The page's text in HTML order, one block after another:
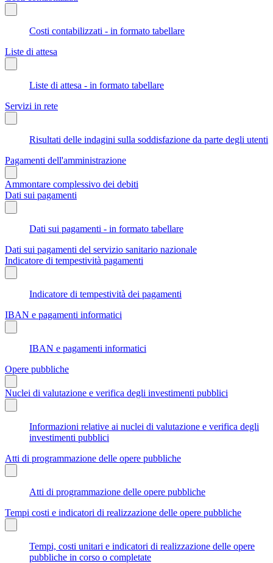
Costi contabilizzati - in formato tabellare
Liste di attesa
Liste di attesa - in formato tabellare
Servizi in rete
Risultati delle indagini sulla soddisfazione da parte degli utenti
Pagamenti dell'amministrazione
Ammontare complessivo dei debiti
Dati sui pagamenti
Dati sui pagamenti - in formato tabellare
Dati sui pagamenti del servizio sanitario nazionale
Indicatore di tempestività pagamenti
Indicatore di tempestività dei pagamenti
IBAN e pagamenti informatici
IBAN e pagamenti informatici
Opere pubbliche
Nuclei di valutazione e verifica degli investimenti pubblici
Informazioni relative ai nuclei di valutazione e verifica degli
investimenti pubblici
Atti di programmazione delle opere pubbliche
Atti di programmazione delle opere pubbliche
Tempi costi e indicatori di realizzazione delle opere pubbliche
Tempi, costi unitari e indicatori di realizzazione delle opere
pubbliche in corso o completate